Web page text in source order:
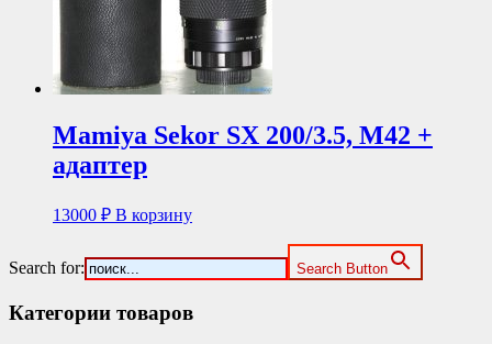
Mamiya Sekor SX 200/3.5, M42 +
адаптер
13000 ₽ В корзину
Search for: Search Button
Категории товаров